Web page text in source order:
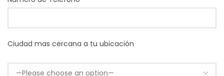
Ciudad mas cercana a tu ubicación